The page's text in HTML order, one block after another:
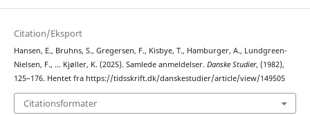
Citation/Eksport
Hansen, E., Bruhns, S., Gregersen, F., Kisbye, T., Hamburger, A., Lundgreen-
Nielsen, F., … Kjøller, K. (2025). Samlede anmeldelser. Danske Studier, (1982),
125–176. Hentet fra https://tidsskrift.dk/danskestudier/article/view/149505
Citationsformater